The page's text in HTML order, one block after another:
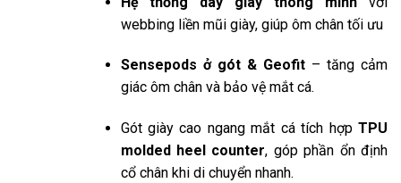
webbing liền mũi giày, giúp ôm chân tối ưu
Sensepods ở gót & Geofit– tăng cảm
giác ôm chân và bảo vệ mắt cá.
Gót giày cao ngang mắt cá tích hợp TPU
molded heel counter, góp phần ổn định
cổ chân khi di chuyển nhanh.